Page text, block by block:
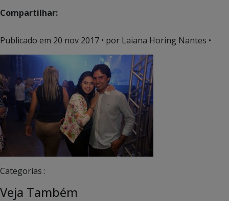
Compartilhar:
Publicado em 20 nov 2017 • por Laiana Horing Nantes •
Categorias :
Veja Também